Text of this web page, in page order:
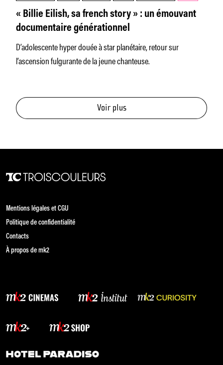
« Billie Eilish, sa french story » : un émouvant
documentaire générationnel
D’adolescente hyper douée à star planétaire, retour sur
l’ascension fulgurante de la jeune chanteuse.
Voir plus
Mentions légales et CGU
Politique de confidentialité
Contacts
À propos de mk2